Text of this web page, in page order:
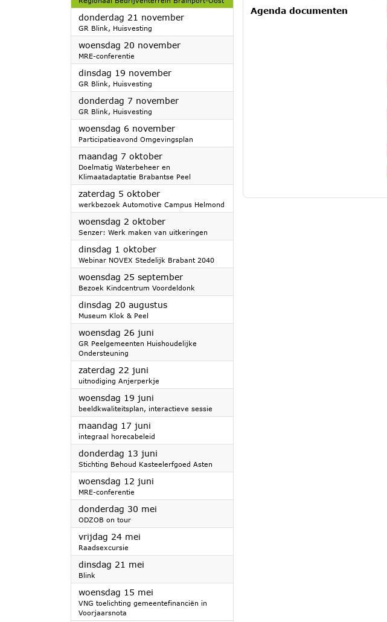
donderdag 21 november2024
GR Blink, Huisvesting
woensdag 20 november2024
MRE-conferentie
dinsdag 19 november2024
GR Blink, Huisvesting
donderdag 7 november2024
GR Blink, Huisvesting
woensdag 6 november2024
Participatieavond Omgevingsplan
maandag 7 oktober2024
Doelmatig Waterbeheer en
Klimaatadaptatie Brabantse Peel
zaterdag 5 oktober2024
werkbezoek Automotive Campus Helmond
woensdag 2 oktober2024
Senzer: Werk maken van uitkeringen
dinsdag 1 oktober2024
Webinar NOVEX Stedelijk Brabant 2040
woensdag 25 september2024
Bezoek Kindcentrum Voordeldonk
dinsdag 20 augustus2024
Museum Klok & Peel
woensdag 26 juni
GR Peelgemeenten Huishoudelijke
Ondersteuning
zaterdag 22 juni
uitnodiging Anjerperkje
woensdag 19 juni
beeldkwaliteitsplan, interactieve sessie
maandag 17 juni
integraal horecabeleid
donderdag 13 juni
Stichting Behoud Kasteelerfgoed Asten
woensdag 12 juni
MRE-conferentie
donderdag 30 mei
ODZOB on tour
vrijdag 24 mei
Raadsexcursie
dinsdag 21 mei
Blink
woensdag 15 mei
VNG toelichting gemeentefinanciën in
Voorjaarsnota
Agenda documenten